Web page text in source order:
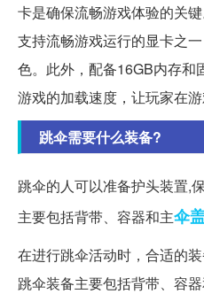
卡是确保流畅游戏体验的关
支持流畅游戏运行的显卡之
色。此外，配备16GB内存和
游戏的加载速度，让玩家在游
跳伞需要什么装备?
跳伞的人可以准备护头装置,
主要包括背带、容器和主伞
在进行跳伞活动时，合适的
跳伞装备主要包括背带、容